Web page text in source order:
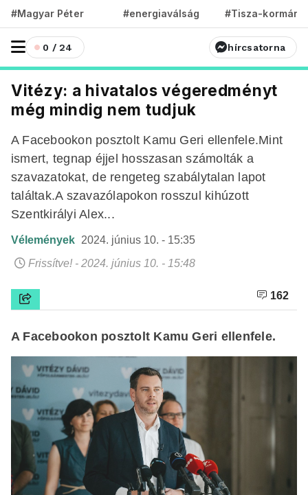
#Magyar Péter #energiaválság #Tisza-kormány
0 / 24 hírcsatorna
Vitézy: a hivatalos végeredményt
még mindig nem tudjuk
A Facebookon posztolt Kamu Geri ellenfele.Mint
ismert, tegnap éjjel hosszasan számolták a
szavazatokat, de rengeteg szabálytalan lapot
találtak.A szavazólapokon rosszul kihúzott
Szentkirályi Alex...
Vélemények 2024. június 10. - 15:35
Frissítve! - 2024. június 10. - 15:48
162
A Facebookon posztolt Kamu Geri ellenfele.